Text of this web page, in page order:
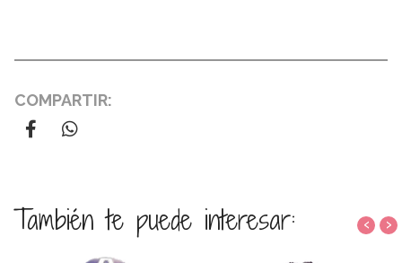
COMPARTIR:
También te puede interesar: ‹ ›